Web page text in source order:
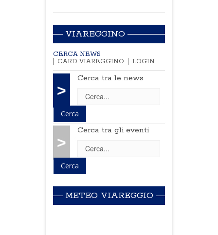
VIAREGGINO
CERCA NEWS
CARD VIAREGGINO
LOGIN
>
Cerca tra le news
>
Cerca tra gli eventi
METEO VIAREGGIO